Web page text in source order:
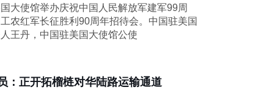
大使馆举办庆祝中国人民解放军建军99周
农红军长征胜利90周年招待会。中国驻美国
王丹，中国驻美国大使馆公使
：正开拓榴梿对华陆路运输通道